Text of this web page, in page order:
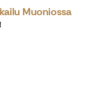
Muoniossa